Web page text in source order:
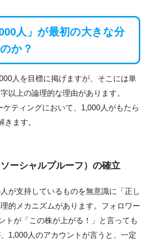
人」が最初の大きな分
か？
人を目標に掲げますが、そこには単
以上の論理的な理由があります。
ケティングにおいて、1,000人がもたら
きます。
ーシャルプルーフ）の確立
が支持しているものを無意識に「正し
的メカニズムがあります。フォロワー
トが「この株が上がる！」と言っても
1,000人のアカウントが言うと、一定